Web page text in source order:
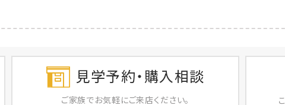
見学予約・購入相談
ご家族でお気軽にご来店ください。